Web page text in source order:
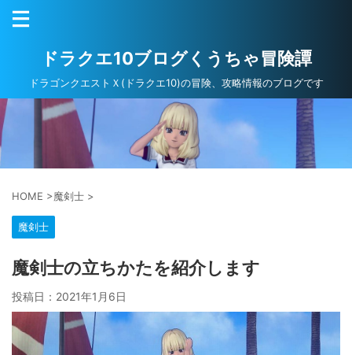
ドラクエ10ブログくうちゃ冒険譚
ドラゴンクエストＸ(ドラクエ10)の冒険、攻略情報のブログです
HOME >魔剣士 >
魔剣士
魔剣士の立ちかたを紹介します
投稿日： 2021年1月6日